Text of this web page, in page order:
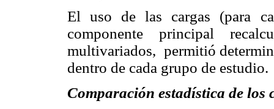
El uso de las cargas (para
componente principal
multivariados, permitió
dentro de cada grupo de estudio.
Comparación estadística de